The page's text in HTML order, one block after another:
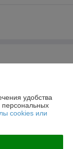
района г. Бреста
удобства
персональных
cookies или